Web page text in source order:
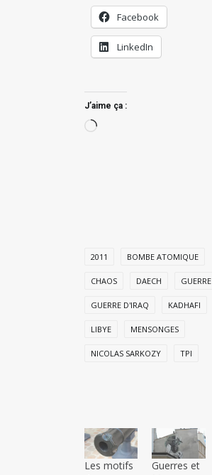
Facebook
LinkedIn
J’aime ça :
Chargement…
2011 BOMBE ATOMIQUE
CHAOS DAECH GUERRE
GUERRE D'IRAQ KADHAFI
LIBYE MENSONGES
NICOLAS SARKOZY TPI
Les motifs
Guerres et